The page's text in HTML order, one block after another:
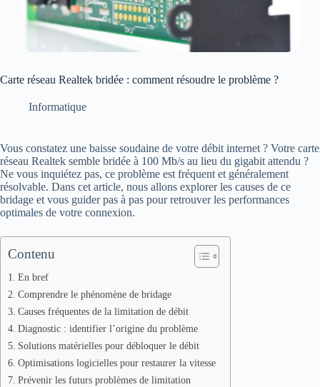
Carte réseau Realtek bridée : comment résoudre le problème ?
Informatique
Vous constatez une baisse soudaine de votre débit internet ? Votre carte
réseau Realtek semble bridée à 100 Mb/s au lieu du gigabit attendu ?
Ne vous inquiétez pas, ce problème est fréquent et généralement
résolvable. Dans cet article, nous allons explorer les causes de ce
bridage et vous guider pas à pas pour retrouver les performances
optimales de votre connexion.
Contenu
En bref
Comprendre le phénomène de bridage
Causes fréquentes de la limitation de débit
Diagnostic : identifier l’origine du problème
Solutions matérielles pour débloquer le débit
Optimisations logicielles pour restaurer la vitesse
Prévenir les futurs problèmes de limitation